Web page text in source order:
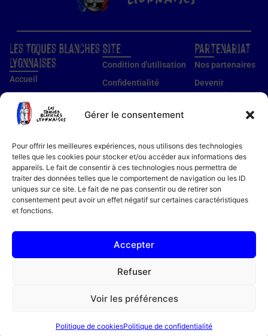
Gérer le consentement
Pour offrir les meilleures expériences, nous utilisons des technologies
telles que les cookies pour stocker et/ou accéder aux informations des
appareils. Le fait de consentir à ces technologies nous permettra de
traiter des données telles que le comportement de navigation ou les ID
uniques sur ce site. Le fait de ne pas consentir ou de retirer son
consentement peut avoir un effet négatif sur certaines caractéristiques
et fonctions.
Accepter
Refuser
Voir les préférences
Politique de cookiesPolitique de confidentialité
Partenariat
Nos partenaires
Devenir
partenaire
Devenir membre
Les Toques Blanches
Lyonnaises
Accueil
Guide établissements
Notre histoire
Bon cadeau
Recettes
Actualités
Site
Condition d'utilisation
Confidentialité
Mentions légales
Copyright 2026 © Tous droits réservés. Créé parAgence AE